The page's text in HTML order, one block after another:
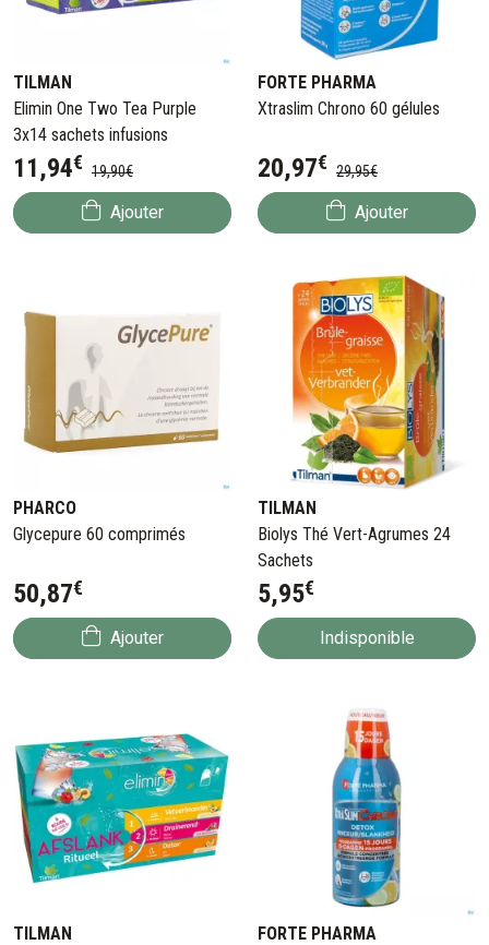
TILMAN
Elimin One Two Tea Purple
3x14 sachets infusions
11,94€ 19,90€
Ajouter
FORTE PHARMA
Xtraslim Chrono 60 gélules
20,97€ 29,95€
Ajouter
PHARCO
Glycepure 60 comprimés
50,87€
Ajouter
TILMAN
Biolys Thé Vert-Agrumes 24
Sachets
5,95€
Indisponible
TILMAN
FORTE PHARMA